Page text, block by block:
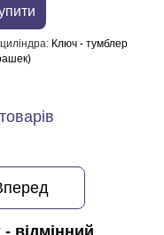
Ключ - тумблер
відмінний